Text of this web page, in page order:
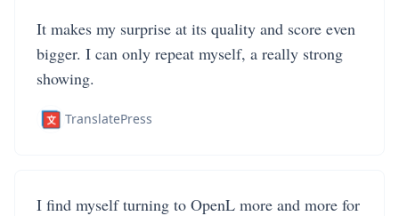
It makes my surprise at its quality and score even
bigger. I can only repeat myself, a really strong
showing.
TranslatePress
I find myself turning to OpenL more and more for